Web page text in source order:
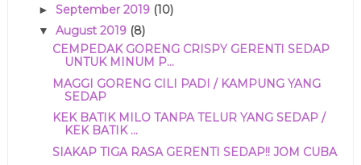
► September 2019 (10)
▼ August 2019 (8)
CEMPEDAK GORENG CRISPY GERENTI SEDAP
UNTUK MINUM P...
MAGGI GORENG CILI PADI / KAMPUNG YANG
SEDAP
KEK BATIK MILO TANPA TELUR YANG SEDAP /
KEK BATIK ...
SIAKAP TIGA RASA GERENTI SEDAP!! JOM CUBA